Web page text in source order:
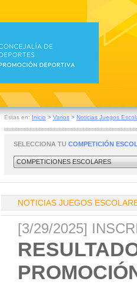
Estas en: Inicio > Varios > Noticias Juegos
SELECCIONA TU COMPETICIÓN
COMPETICIONES ESCOLARES
NOTICIAS JUEGOS
[3/29/2025]